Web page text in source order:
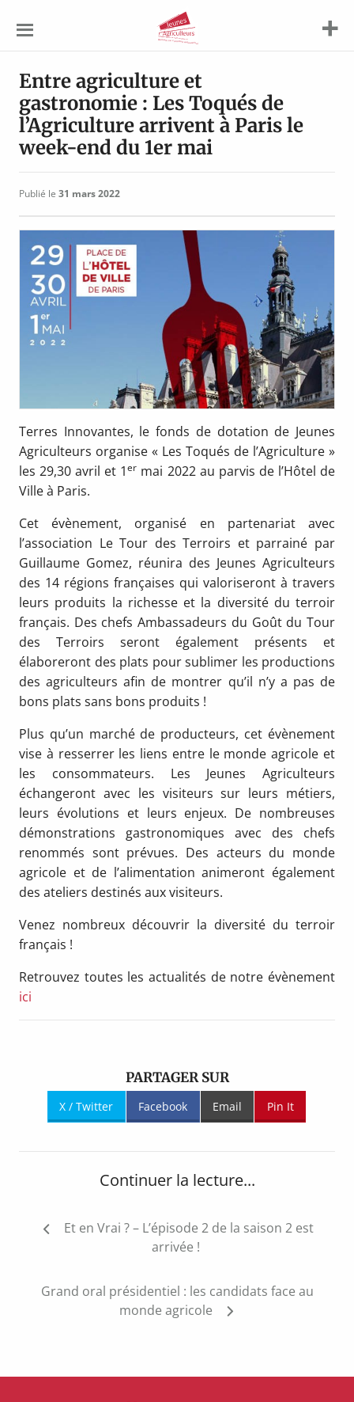
Agriculteurs
Entre agriculture et
gastronomie : Les Toqués de
l’Agriculture arrivent à Paris le
week-end du 1er mai
Publié le 31 mars 2022
Terres Innovantes, le fonds de dotation de Jeunes
Agriculteurs organise « Les Toqués de l’Agriculture »
les 29,30 avril et 1er mai 2022 au parvis de l’Hôtel de
Ville à Paris.
Cet évènement, organisé en partenariat avec
l’association Le Tour des Terroirs et parrainé par
Guillaume Gomez, réunira des Jeunes Agriculteurs
des 14 régions françaises qui valoriseront à travers
leurs produits la richesse et la diversité du terroir
français. Des chefs Ambassadeurs du Goût du Tour
des Terroirs seront également présents et
élaboreront des plats pour sublimer les productions
des agriculteurs afin de montrer qu’il n’y a pas de
bons plats sans bons produits !
Plus qu’un marché de producteurs, cet évènement
vise à resserrer les liens entre le monde agricole et
les consommateurs. Les Jeunes Agriculteurs
échangeront avec les visiteurs sur leurs métiers,
leurs évolutions et leurs enjeux. De nombreuses
démonstrations gastronomiques avec des chefs
renommés sont prévues. Des acteurs du monde
agricole et de l’alimentation animeront également
des ateliers destinés aux visiteurs.
Venez nombreux découvrir la diversité du terroir
français !
Retrouvez toutes les actualités de notre évènement
ici
PARTAGER SUR
X / Twitter Facebook Email Pin It
Continuer la lecture...
Navigation
Et en Vrai ? – L’épisode 2 de la saison 2 est
arrivée !
Grand oral présidentiel : les candidats face au
monde agricole